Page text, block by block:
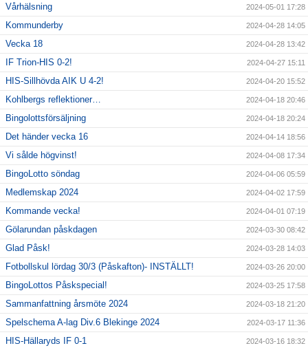
Vårhälsning 2024-05-01 17:28
Kommunderby 2024-04-28 14:05
Vecka 18 2024-04-28 13:42
IF Trion-HIS 0-2! 2024-04-27 15:11
HIS-Sillhövda AIK U 4-2! 2024-04-20 15:52
Kohlbergs reflektioner… 2024-04-18 20:46
Bingolottsförsäljning 2024-04-18 20:24
Det händer vecka 16 2024-04-14 18:56
Vi sålde högvinst! 2024-04-08 17:34
BingoLotto söndag 2024-04-06 05:59
Medlemskap 2024 2024-04-02 17:59
Kommande vecka! 2024-04-01 07:19
Gölarundan påskdagen 2024-03-30 08:42
Glad Påsk! 2024-03-28 14:03
Fotbollskul lördag 30/3 (Påskafton)- INSTÄLLT! 2024-03-26 20:00
BingoLottos Påskspecial! 2024-03-25 17:58
Sammanfattning årsmöte 2024 2024-03-18 21:20
Spelschema A-lag Div.6 Blekinge 2024 2024-03-17 11:36
HIS-Hällaryds IF 0-1 2024-03-16 18:32